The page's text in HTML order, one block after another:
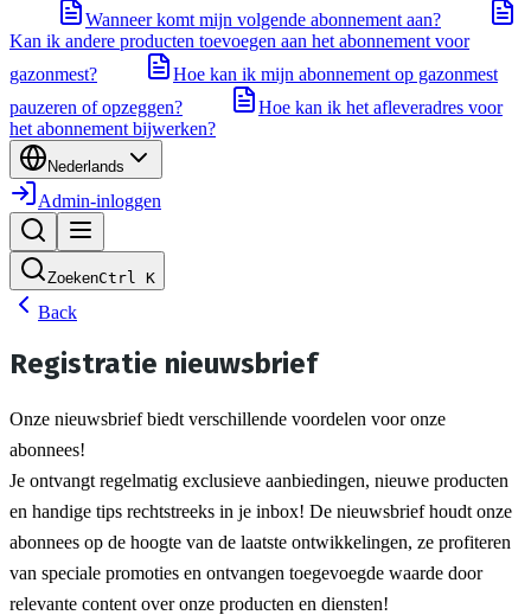
Wanneer komt mijn volgende abonnement aan?
Kan ik andere producten toevoegen aan het abonnement voor
gazonmest?
Hoe kan ik mijn abonnement op gazonmest
pauzeren of opzeggen?
Hoe kan ik het afleveradres voor
het abonnement bijwerken?
Nederlands
Admin-inloggen
ZoekenCtrl K
Back
Registratie nieuwsbrief
Onze nieuwsbrief biedt verschillende voordelen voor onze
abonnees!
Je ontvangt regelmatig exclusieve aanbiedingen, nieuwe producten
en handige tips rechtstreeks in je inbox! De nieuwsbrief houdt onze
abonnees op de hoogte van de laatste ontwikkelingen, ze profiteren
van speciale promoties en ontvangen toegevoegde waarde door
relevante content over onze producten en diensten!